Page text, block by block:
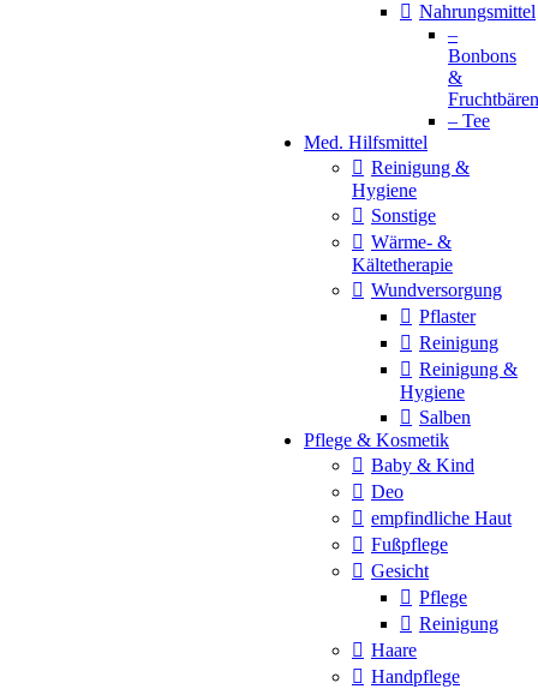
Nahrungsmittel
–
Bonbons
&
Fruchtbären
– Tee
Med. Hilfsmittel
Reinigung &
Hygiene
Sonstige
Wärme- &
Kältetherapie
Wundversorgung
Pflaster
Reinigung
Reinigung &
Hygiene
Salben
Pflege & Kosmetik
Baby & Kind
Deo
empfindliche Haut
Fußpflege
Gesicht
Pflege
Reinigung
Haare
Handpflege